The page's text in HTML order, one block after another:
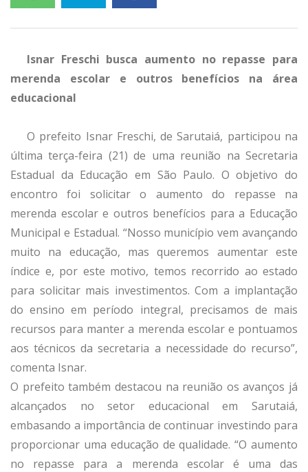
Isnar Freschi busca aumento no repasse para
merenda escolar e outros benefícios na área
educacional
O prefeito Isnar Freschi, de Sarutaiá, participou na
última terça-feira (21) de uma reunião na Secretaria
Estadual da Educação em São Paulo. O objetivo do
encontro foi solicitar o aumento do repasse na
merenda escolar e outros benefícios para a Educação
Municipal e Estadual. “Nosso município vem avançando
muito na educação, mas queremos aumentar este
índice e, por este motivo, temos recorrido ao estado
para solicitar mais investimentos. Com a implantação
do ensino em período integral, precisamos de mais
recursos para manter a merenda escolar e pontuamos
aos técnicos da secretaria a necessidade do recurso”,
comenta Isnar.
O prefeito também destacou na reunião os avanços já
alcançados no setor educacional em Sarutaiá,
embasando a importância de continuar investindo para
proporcionar uma educação de qualidade. “O aumento
no repasse para a merenda escolar é uma das